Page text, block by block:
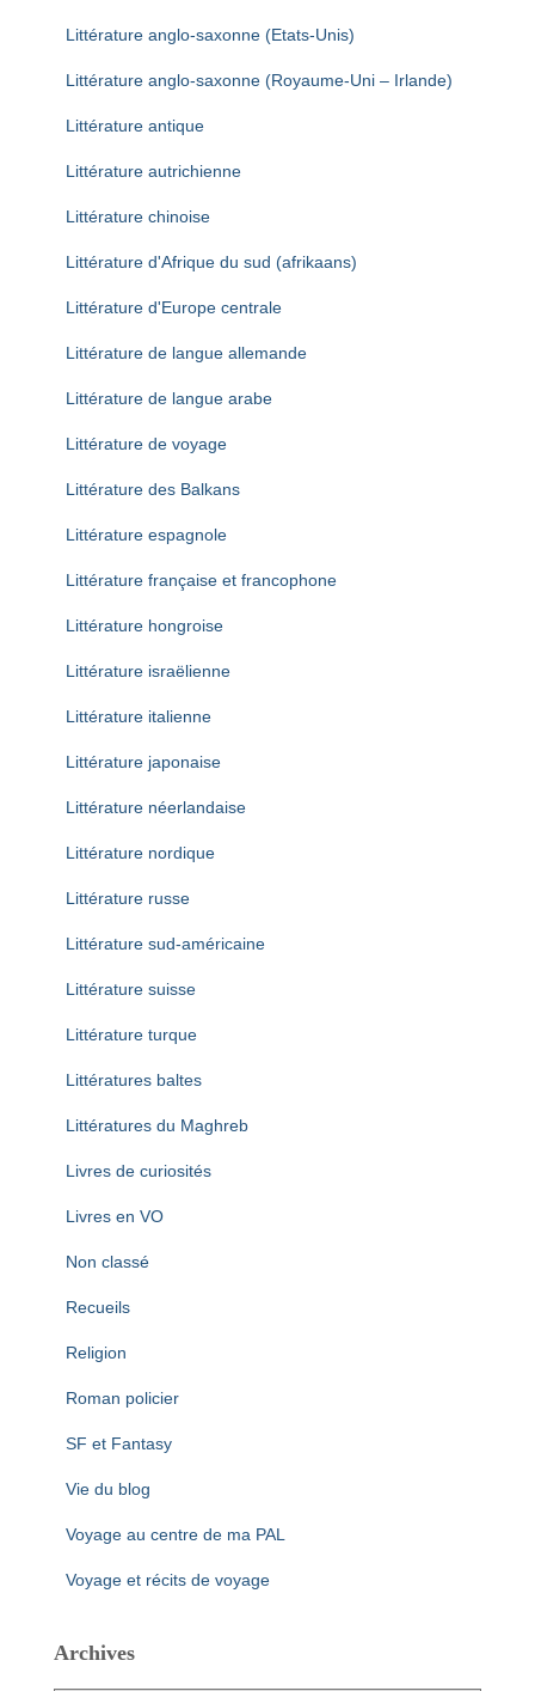
Littérature anglo-saxonne (Etats-Unis)
Littérature anglo-saxonne (Royaume-Uni – Irlande)
Littérature antique
Littérature autrichienne
Littérature chinoise
Littérature d'Afrique du sud (afrikaans)
Littérature d'Europe centrale
Littérature de langue allemande
Littérature de langue arabe
Littérature de voyage
Littérature des Balkans
Littérature espagnole
Littérature française et francophone
Littérature hongroise
Littérature israëlienne
Littérature italienne
Littérature japonaise
Littérature néerlandaise
Littérature nordique
Littérature russe
Littérature sud-américaine
Littérature suisse
Littérature turque
Littératures baltes
Littératures du Maghreb
Livres de curiosités
Livres en VO
Non classé
Recueils
Religion
Roman policier
SF et Fantasy
Vie du blog
Voyage au centre de ma PAL
Voyage et récits de voyage
Archives